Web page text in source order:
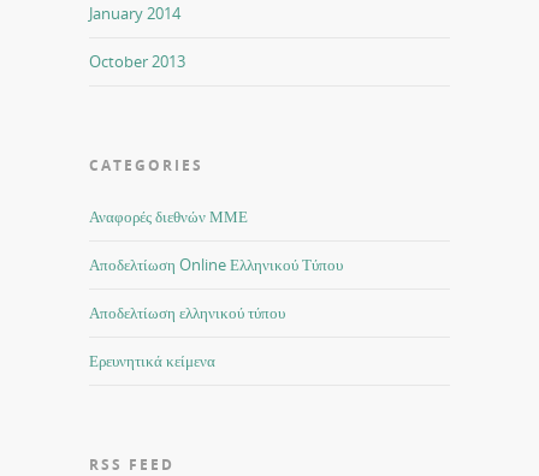
January 2014
October 2013
CATEGORIES
Αναφορές διεθνών ΜΜΕ
Αποδελτίωση Online Ελληνικού Τύπου
Αποδελτίωση ελληνικού τύπου
Ερευνητικά κείμενα
RSS FEED